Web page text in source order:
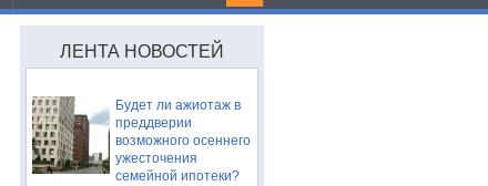
ЛЕНТА НОВОСТЕЙ
Будет ли ажиотаж в
преддверии
возможного осеннего
ужесточения
семейной ипотеки?